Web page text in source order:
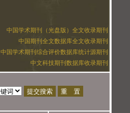
中国学术期刊（光盘版）全文收录期刊
中国期刊全文数据库全文收录期刊
中国学术期刊综合评价数据库统计源期刊
中文科技期刊数据库收录期刊